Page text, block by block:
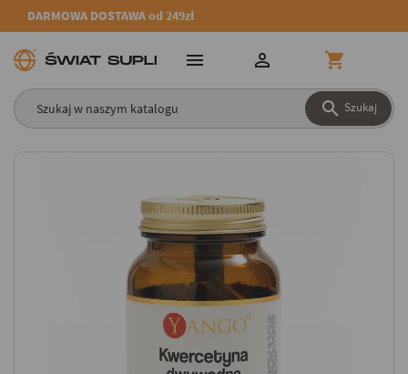
DARMOWA DOSTAWA od 249zł
 Szukaj
  